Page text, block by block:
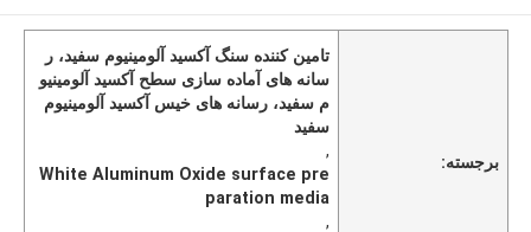
برجسته:
تامین کننده سنگ آکسید آلومینیوم سفید، ر
سانه های آماده سازی سطح آکسید آلومینیو
م سفید، رسانه های خیس آکسید آلومینیوم
سفید
,
White Aluminum Oxide surface pre
paration media
,